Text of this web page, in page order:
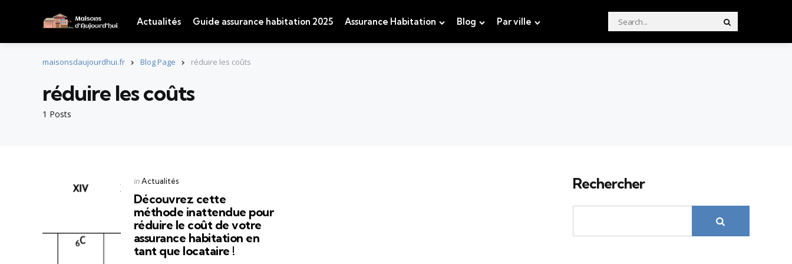
Actualités Guide assurance habitation 2025 Assurance Habitation Blog Par ville
Search
for:
maisonsdaujourdhui.fr Blog Page réduire les coûts
1 Posts
réduire les coûts
Categories
Posted
in Actualités
Découvrez cette
méthode inattendue pour
réduire le coût de votre
assurance habitation en
tant que locataire !
Rechercher